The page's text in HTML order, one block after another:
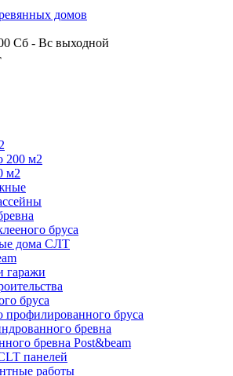
домов
Сб - Вс выходной
200 м2
м2
бруса
дома СЛТ
гаражи
бруса
профилированного бруса
бревна
бревна Post&beam
панелей
работы